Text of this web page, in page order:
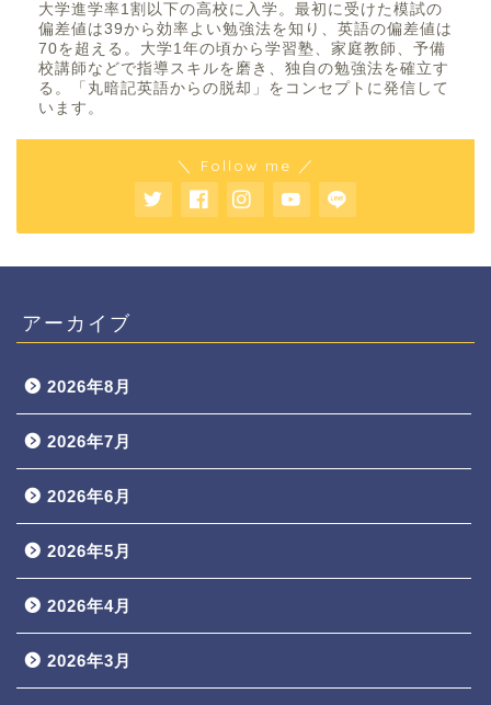
大学進学率1割以下の高校に入学。最初に受けた模試の
偏差値は39から効率よい勉強法を知り、英語の偏差値は
70を超える。大学1年の頃から学習塾、家庭教師、予備
校講師などで指導スキルを磨き、独自の勉強法を確立す
る。「丸暗記英語からの脱却」をコンセプトに発信して
います。
＼ Follow me ／
アーカイブ
2026年8月
2026年7月
2026年6月
2026年5月
2026年4月
2026年3月